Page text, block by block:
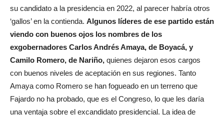
su candidato a la presidencia en 2022, al parecer habría otros
‘gallos’ en la contienda. Algunos líderes de ese partido están
viendo con buenos ojos los nombres de los
exgobernadores Carlos Andrés Amaya, de Boyacá, y
Camilo Romero, de Nariño, quienes dejaron esos cargos
con buenos niveles de aceptación en sus regiones. Tanto
Amaya como Romero se han fogueado en un terreno que
Fajardo no ha probado, que es el Congreso, lo que les daría
una ventaja sobre el excandidato presidencial. La idea de